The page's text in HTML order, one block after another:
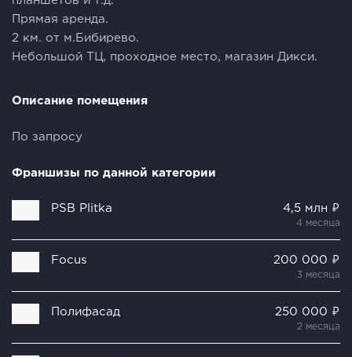
Прямая аренда.
2 км. от м.Бибирево.
Небольшой ТЦ, проходное место, магазин Дикси.
Описание помещения
По запросу
Франшизы по данной категории
PSB Plitka 4,5 млн ₽
4 месяца
Focus 200 000 ₽
3 месяца
Полифасад 250 000 ₽
2 месяца